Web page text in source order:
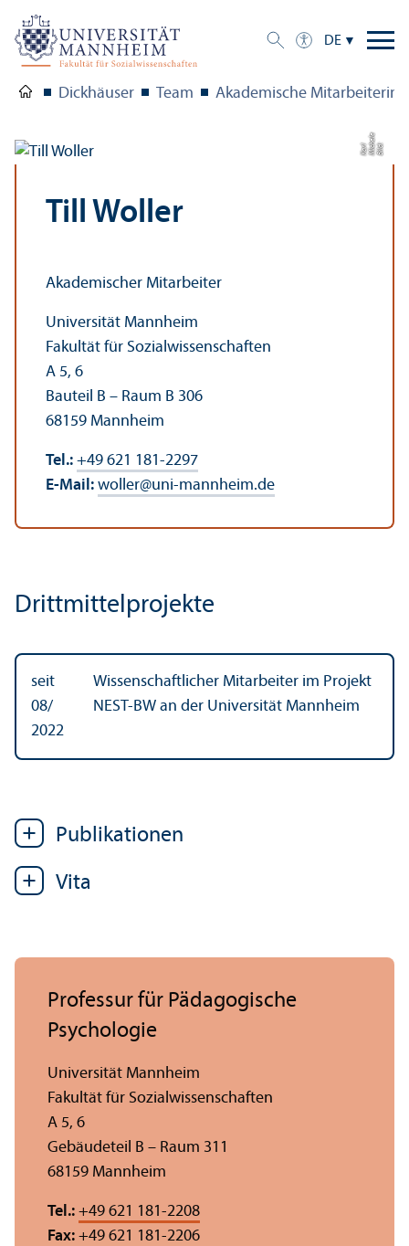
DE
Dickhäuser Team Akademische
Bil
d:
Mi
c h
el
eK
a
rl
Till Woller
Akademischer Mitarbeiter
Universität Mannheim
Fakultät für Sozial­wissenschaften
A 5, 6
Bauteil B – Raum B 306
68159 Mannheim
Tel.: +49 621 181-2297
E-Mail: woller@uni-mannheim.de
Drittmittel­projekte
seit
08/
2022
Wissenschaft­licher Mitarbeiter im Projekt
NEST-BW an der Universität Mannheim
Publikationen
Vita
Professur für Pädagogische
Psychologie
Universität Mannheim
Fakultät für Sozial­wissenschaften
A 5, 6
Gebäudeteil B – Raum 311
68159 Mannheim
Tel.: +49 621 181-2208
Fax: +49 621 181-2206